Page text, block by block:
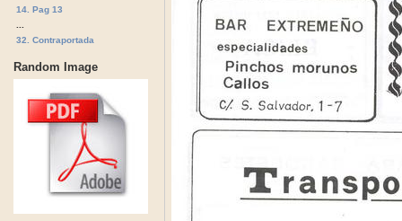
14. Pag 13
32. Contraportada
Random Image